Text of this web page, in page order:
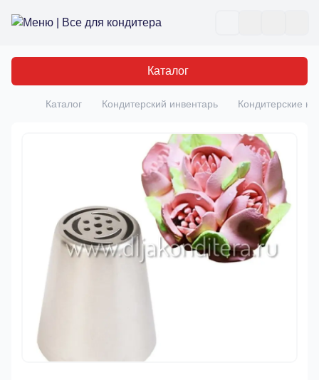
Все для кондитера
Каталог
Главная
Каталог Кондитерский инвентарь Кондитерские